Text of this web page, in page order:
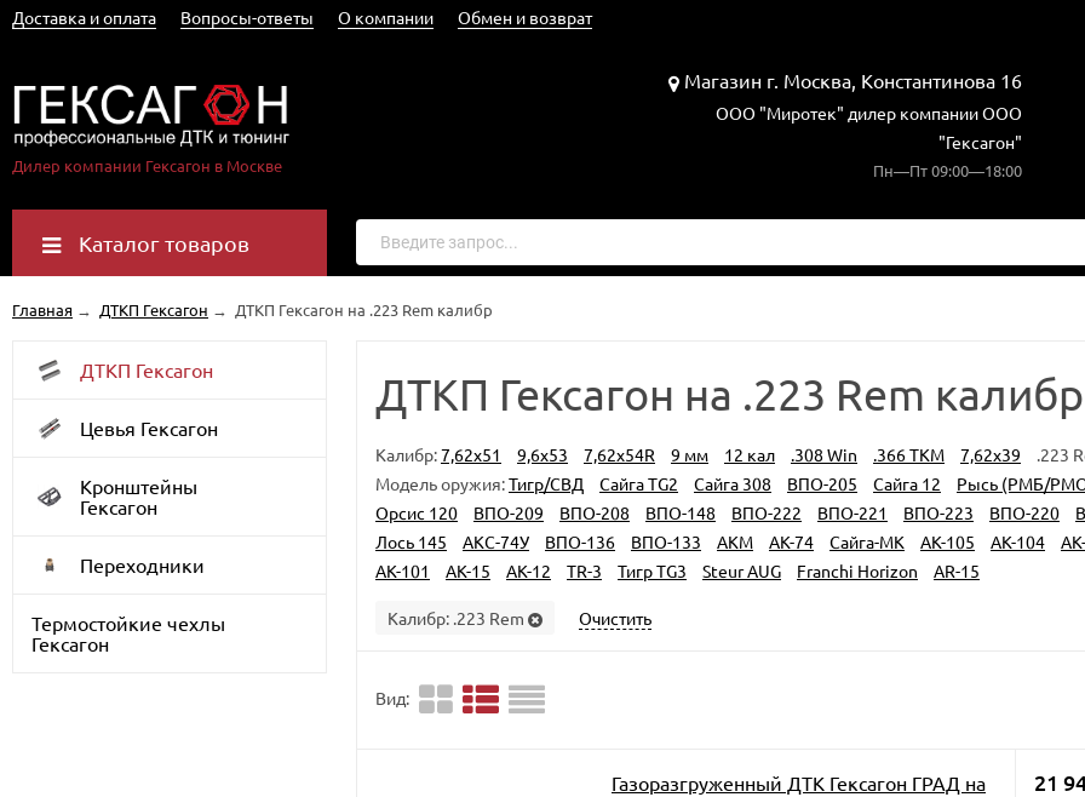
Доставка и оплата Вопросы-ответы О компании Обмен и возврат
Дилер компании Гексагон в Москве
Магазин г. Москва, Константинова 16
ООО "Миротек" дилер компании ООО
"Гексагон"
Пн—Пт 09:00—18:00
Каталог товаров
Главная → ДТКП Гексагон → ДТКП Гексагон на .223 Rem калибр
ДТКП Гексагон
Цевья Гексагон
Кронштейны
Гексагон
Переходники
Термостойкие чехлы
Гексагон
ДТКП Гексагон на .223 Rem калибр
Калибр:7,62x51 9,6х53 7,62x54R 9 мм 12 кал .308 Win .366 TKM 7,62x39 .223
Модель оружия:Тигр/СВД Сайга TG2 Сайга 308 ВПО-205 Сайга 12 Рысь (РМБ/
Орсис 120
ВПО-209 ВПО-208 ВПО-148 ВПО-222 ВПО-221 ВПО-223 ВПО-220
Лось 145
АКС-74У ВПО-136 ВПО-133 АКМ АК-74 Сайга-МК АК-105 АК-104
АК-101
АК-15 АК-12 TR-3 Тигр TG3 Steur AUG Franchi Horizon AR-15
Калибр: .223 Rem Очистить
Вид:
Газоразгруженный ДТК Гексагон ГРАД на
21